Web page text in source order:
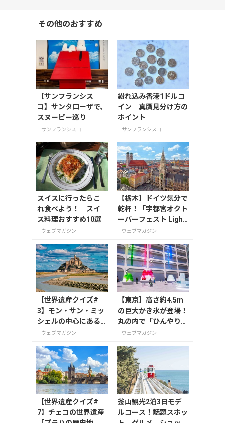
その他のおすすめ
【サンフランシス
コ】サンタローザで、
スヌーピー巡り
サンフランシスコ
紛れ込み香港1ドルコ
イン 真贋見分け方の
ポイント
サンフランシスコ
スイスに行ったらこ
れ食べよう！ スイ
ス料理おすすめ10選
ウェブマガジン
【栃木】ドイツ気分で
乾杯！「宇都宮オクト
ーバーフェスト Light
2026」が8月7日から
ウェブマガジン
【世界遺産クイズ#
3】モン・サン・ミッ
シェルの中心にある
建造物は？
ウェブマガジン
【東京】高さ約4.5m
の巨大かき氷が登場！
丸の内で「ひんやりＫ
ＩＴＴＥ」が8月7日
ウェブマガジン
【世界遺産クイズ#
7】チェコの世界遺産
釜山観光2泊3日モデ
ルコース！話題スポッ